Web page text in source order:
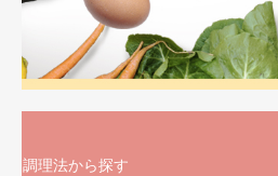
調理法から探す